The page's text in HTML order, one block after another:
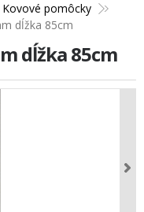
Kovové pomôcky
dĺžka 85cm
dĺžka 85cm